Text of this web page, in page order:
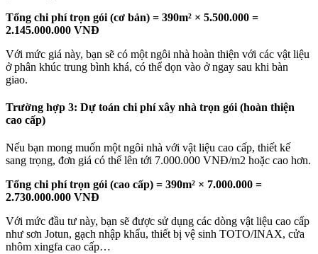
Tổng chi phí trọn gói (cơ bản) = 390m² × 5.500.000 =
2.145.000.000 VNĐ
Với mức giá này, bạn sẽ có một ngôi nhà hoàn thiện với các vật liệu
ở phân khúc trung bình khá, có thể dọn vào ở ngay sau khi bàn
giao.
Trường hợp 3: Dự toán chi phí xây nhà trọn gói (hoàn thiện
cao cấp)
Nếu bạn mong muốn một ngôi nhà với vật liệu cao cấp, thiết kế
sang trọng, đơn giá có thể lên tới 7.000.000 VNĐ/m2 hoặc cao hơn.
Tổng chi phí trọn gói (cao cấp) = 390m² × 7.000.000 =
2.730.000.000 VNĐ
Với mức đầu tư này, bạn sẽ được sử dụng các dòng vật liệu cao cấp
như sơn Jotun, gạch nhập khẩu, thiết bị vệ sinh TOTO/INAX, cửa
nhôm xingfa cao cấp…